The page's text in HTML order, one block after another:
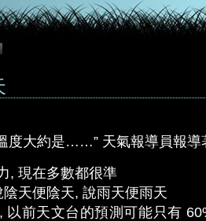
度大約是……” 天氣報導員報導
, 現在多數都很準
天便陰天, 說雨天便雨天
以前天文台的預測可能只有